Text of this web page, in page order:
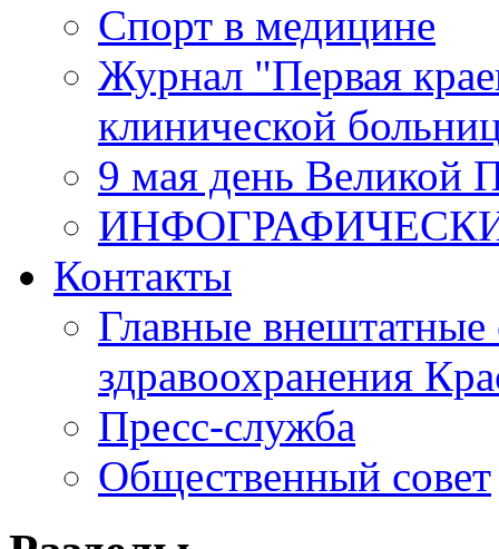
Спорт в медицине
Журнал "Первая
клинической
9 мая день Великой
Контакты
Главные внештатные
здравоохранения
Пресс-служба
Общественный совет